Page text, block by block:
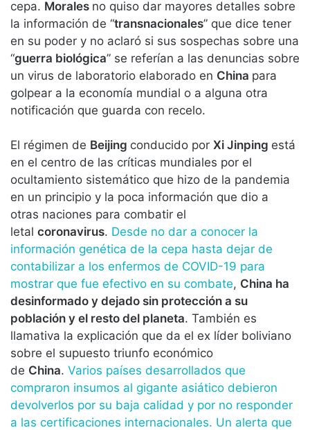
cepa. Morales no quiso dar mayores detalles sobre
la información de “transnacionales” que dice tener
en su poder y no aclaró si sus sospechas sobre una
“guerra biológica” se referían a las denuncias sobre
un virus de laboratorio elaborado en China para
golpear a la economía mundial o a alguna otra
notificación que guarda con recelo.
El régimen de Beijing conducido por Xi Jinping está
en el centro de las críticas mundiales por el
ocultamiento sistemático que hizo de la pandemia
en un principio y la poca información que dio a
otras naciones para combatir el
letal coronavirus. Desde no dar a conocer la
información genética de la cepa hasta dejar de
contabilizar a los enfermos de COVID-19 para
mostrar que fue efectivo en su combate, China ha
desinformado y dejado sin protección a su
población y el resto del planeta. También es
llamativa la explicación que da el ex líder boliviano
sobre el supuesto triunfo económico
de China. Varios países desarrollados que
compraron insumos al gigante asiático debieron
devolverlos por su baja calidad y por no responder
a las certificaciones internacionales. Un alerta que